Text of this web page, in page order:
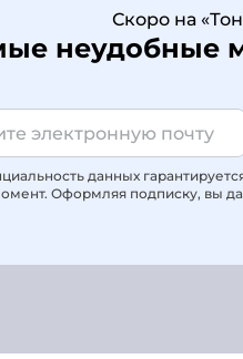
Скоро на
неудобные
данных
Оформляя подписку, вы